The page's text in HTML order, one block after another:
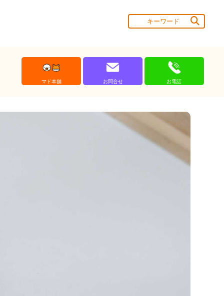
マド本舗 お問合せ お電話